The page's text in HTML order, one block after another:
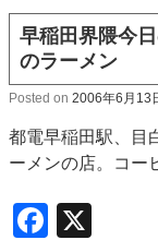
早稲田界隈今
のラーメン
Posted on 2006年6月13
都電早稲田駅、目
ーメンの店。コー